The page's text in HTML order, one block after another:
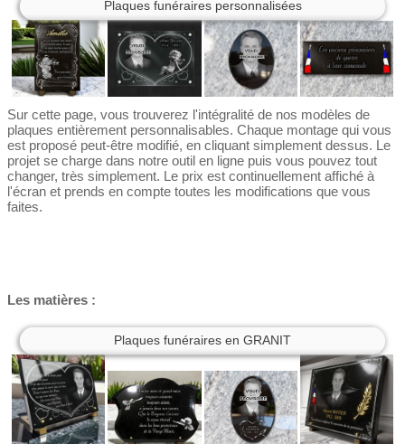
Plaques funéraires personnalisées
Sur cette page, vous trouverez l'intégralité de nos modèles de
plaques entièrement personnalisables. Chaque montage qui vous
est proposé peut-être modifié, en cliquant simplement dessus. Le
projet se charge dans notre outil en ligne puis vous pouvez tout
changer, très simplement. Le prix est continuellement affiché à
l'écran et prends en compte toutes les modifications que vous
faites.
Les matières :
Plaques funéraires en GRANIT